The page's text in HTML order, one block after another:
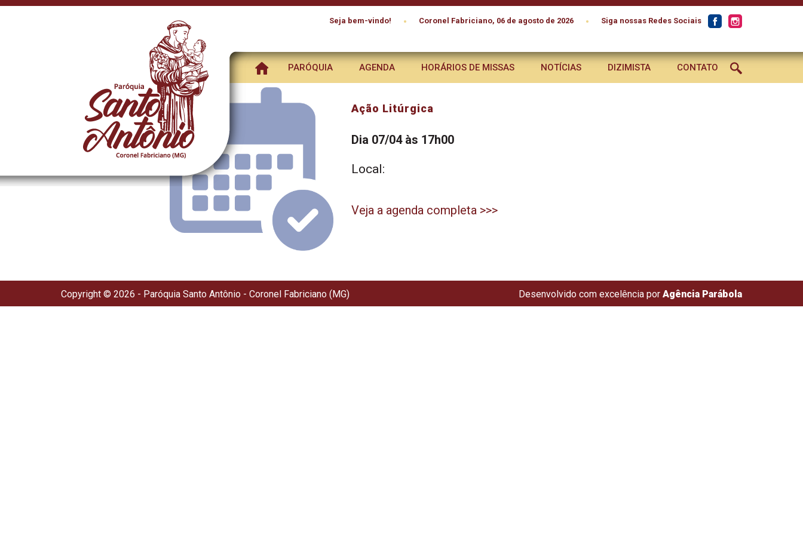
Seja bem-vindo! • Coronel Fabriciano, 06 de agosto de 2026 • Siga nossas Redes Sociais
PARÓQUIA AGENDA HORÁRIOS DE MISSAS NOTÍCIAS DIZIMISTA CONTATO
Ação Litúrgica
Dia 07/04 às 17h00
Local:
Veja a agenda completa >>>
Copyright © 2026 - Paróquia Santo Antônio - Coronel Fabriciano (MG) Desenvolvido com excelência por Agência Parábola